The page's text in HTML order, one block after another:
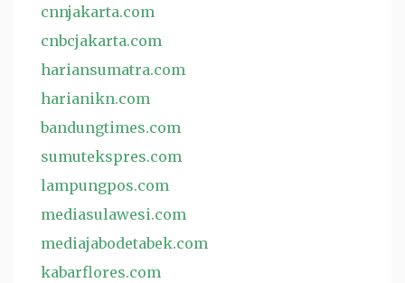
cnnjakarta.com
cnbcjakarta.com
hariansumatra.com
harianikn.com
bandungtimes.com
sumutekspres.com
lampungpos.com
mediasulawesi.com
mediajabodetabek.com
kabarflores.com